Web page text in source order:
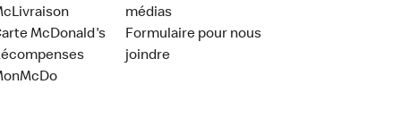
McDonald's
médias
Formulaire pour nous
joindre